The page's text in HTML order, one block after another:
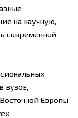
на научную,
современной
вузов,
Европы